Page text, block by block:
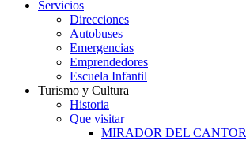
Servicios
Direcciones
Autobuses
Emergencias
Emprendedores
Escuela Infantil
Turismo y Cultura
Historia
Que visitar
MIRADOR DEL CANTOR